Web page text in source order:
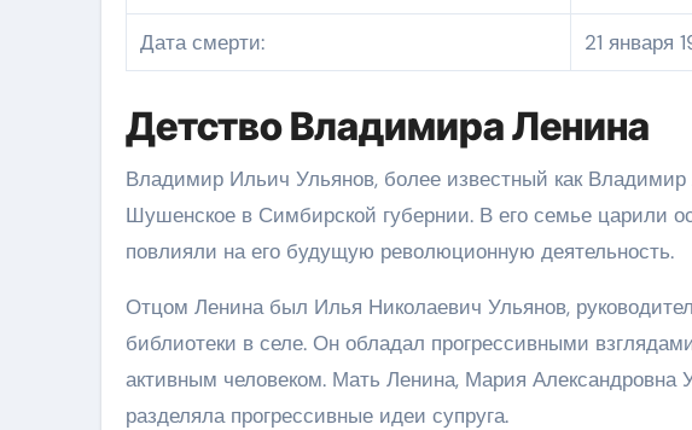
Дата смерти: 21 января
Детство Владимира Ленина
Владимир Ильич Ульянов, более известный как
Шушенское в Симбирской губернии. В его семье царили
повлияли на его будущую революционную деятельность.
Отцом Ленина был Илья Николаевич Ульянов,
библиотеки в селе. Он обладал прогрессивными
активным человеком. Мать Ленина, Мария Александровна
разделяла прогрессивные идеи супруга.